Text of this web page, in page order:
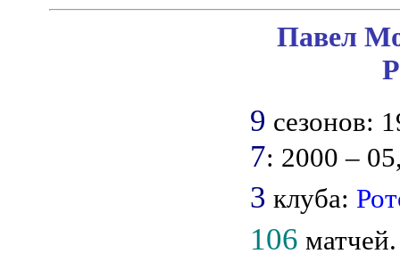
Павел
9 сезонов:
7: 2000 –
3 клуба:
106 матчей.